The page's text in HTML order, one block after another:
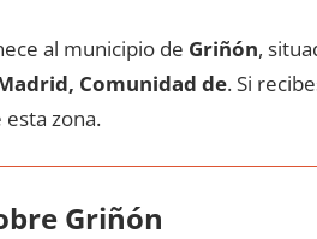
al municipio dе Griñón,
Comunidad de. Si
zona.
Griñón